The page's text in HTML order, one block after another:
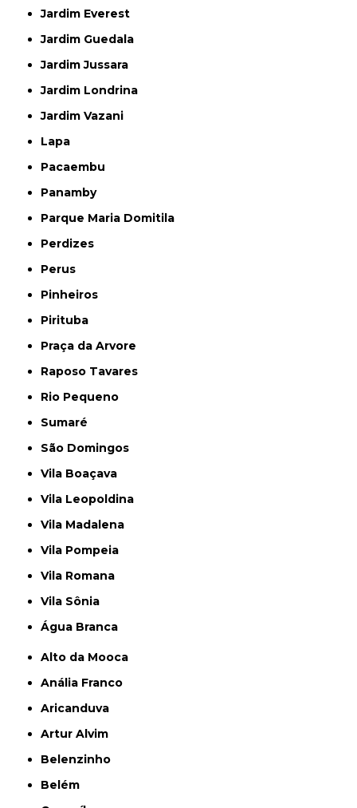
Jardim Everest
Jardim Guedala
Jardim Jussara
Jardim Londrina
Jardim Vazani
Lapa
Pacaembu
Panamby
Parque Maria Domitila
Perdizes
Perus
Pinheiros
Pirituba
Praça da Arvore
Raposo Tavares
Rio Pequeno
Sumaré
São Domingos
Vila Boaçava
Vila Leopoldina
Vila Madalena
Vila Pompeia
Vila Romana
Vila Sônia
Água Branca
Alto da Mooca
Anália Franco
Aricanduva
Artur Alvim
Belenzinho
Belém